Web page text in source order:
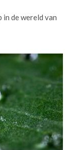
in de wereld van